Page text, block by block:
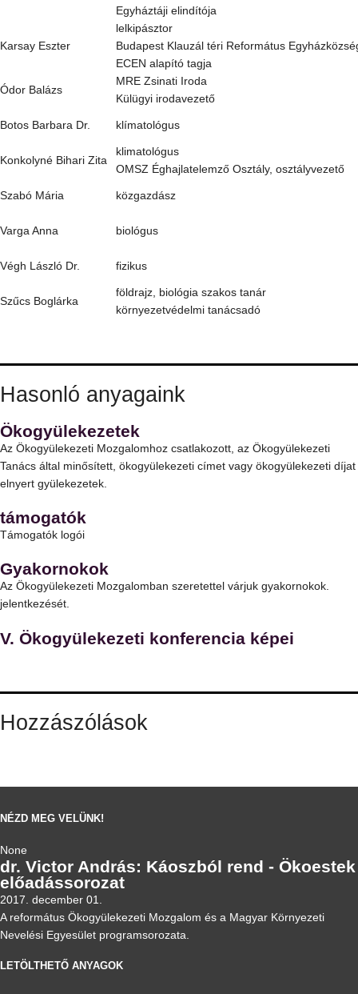
Egyháztáji elindítója
Karsay Eszter
lelkipásztor
Budapest Klauzál téri Református
ECEN alapító tagja
Ódor Balázs
MRE Zsinati Iroda
Külügyi irodavezető
Botos Barbara Dr. klímatológus
Konkolyné Bihari Zita
klimatológus
OMSZ Éghajlatelemző Osztály, osztályvezető
Szabó Mária közgazdász
Varga Anna biológus
Végh László Dr. fizikus
Szűcs Boglárka
földrajz, biológia szakos tanár
környezetvédelmi tanácsadó
Hasonló anyagaink
Ökogyülekezetek
Az Ökogyülekezeti Mozgalomhoz csatlakozott, az Ökogyülekezeti
Tanács által minősített, ökogyülekezeti címet vagy ökogyülekezeti díjat
elnyert gyülekezetek.
támogatók
Támogatók logói
Gyakornokok
Az Ökogyülekezeti Mozgalomban szeretettel várjuk gyakornokok.
jelentkezését.
V. Ökogyülekezeti konferencia képei
Hozzászólások
NÉZD MEG VELÜNK!
None
dr. Victor András: Káoszból rend - Ökoestek
előadássorozat
2017. december 01.
A református Ökogyülekezeti Mozgalom és a Magyar Környezeti
Nevelési Egyesület programsorozata.
LETÖLTHETŐ ANYAGOK